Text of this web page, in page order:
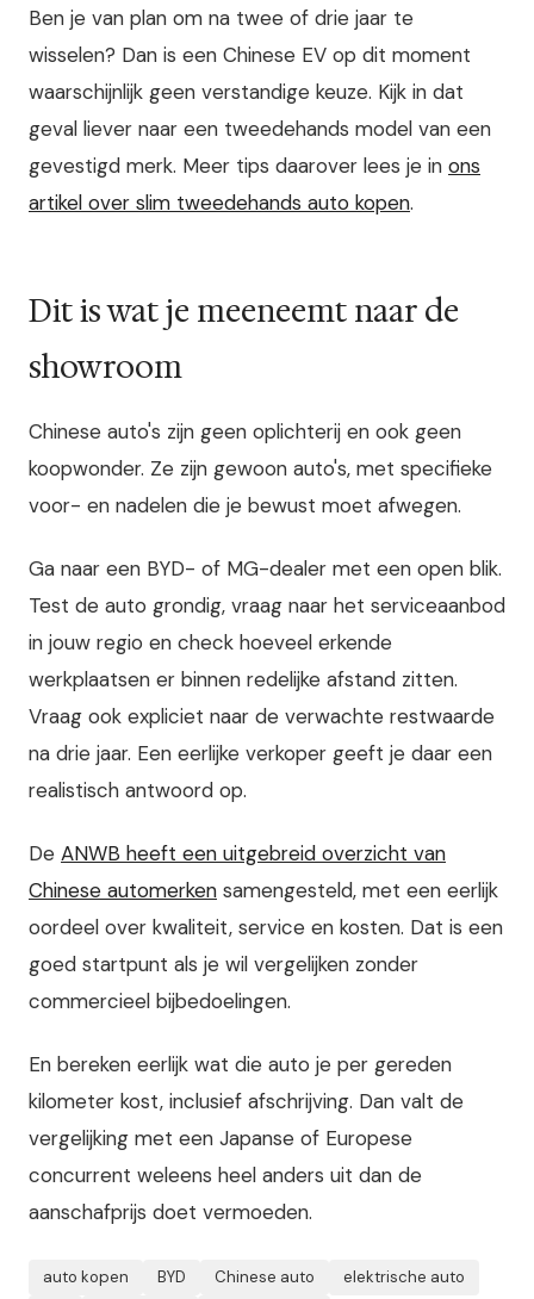
Ben je van plan om na twee of drie jaar te
wisselen? Dan is een Chinese EV op dit moment
waarschijnlijk geen verstandige keuze. Kijk in dat
geval liever naar een tweedehands model van een
gevestigd merk. Meer tips daarover lees je in ons
artikel over slim tweedehands auto kopen.
Dit is wat je meeneemt naar de
showroom
Chinese auto's zijn geen oplichterij en ook geen
koopwonder. Ze zijn gewoon auto's, met specifieke
voor- en nadelen die je bewust moet afwegen.
Ga naar een BYD- of MG-dealer met een open blik.
Test de auto grondig, vraag naar het serviceaanbod
in jouw regio en check hoeveel erkende
werkplaatsen er binnen redelijke afstand zitten.
Vraag ook expliciet naar de verwachte restwaarde
na drie jaar. Een eerlijke verkoper geeft je daar een
realistisch antwoord op.
De ANWB heeft een uitgebreid overzicht van
Chinese automerken samengesteld, met een eerlijk
oordeel over kwaliteit, service en kosten. Dat is een
goed startpunt als je wil vergelijken zonder
commercieel bijbedoelingen.
En bereken eerlijk wat die auto je per gereden
kilometer kost, inclusief afschrijving. Dan valt de
vergelijking met een Japanse of Europese
concurrent weleens heel anders uit dan de
aanschafprijs doet vermoeden.
auto kopen BYD Chinese auto elektrische auto